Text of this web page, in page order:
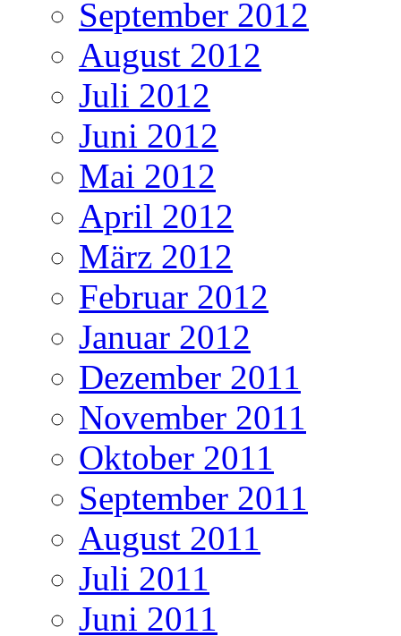
September 2012
August 2012
Juli 2012
Juni 2012
Mai 2012
April 2012
März 2012
Februar 2012
Januar 2012
Dezember 2011
November 2011
Oktober 2011
September 2011
August 2011
Juli 2011
Juni 2011